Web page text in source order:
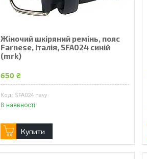
Жіночий шкіряний ремінь, пояс
Farnese, Італія, SFA024 синій
(mrk)
650 ₴
SFA024 navy
В наявності
Купити